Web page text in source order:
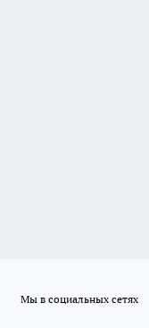
Мы в социальных сетях